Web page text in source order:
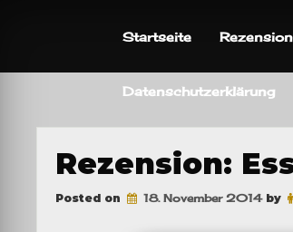
Startseite
Datenschutzerklärung
Rezension:
Posted on 18. November 2014by